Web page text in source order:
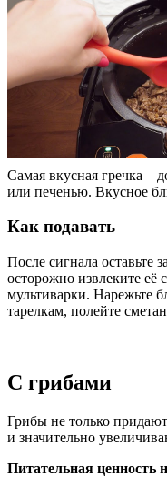
Самая вкусная гречка –
или печенью. Вкусное
Как подавать
После сигнала оставьте
осторожно извлеките
мультиварки. Нарежьте
тарелкам, полейте
С грибами
Грибы не только
и значительно
Питательная ценность